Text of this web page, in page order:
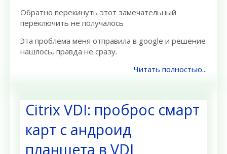
Обратно перекинуть этот замечательный
переключить не получалось
Эта проблема меня отправила в google и решение
нашлось, правда не сразу.
Читать полностью...
Citrix VDI: проброс смарт
карт с андроид
планшета в VDI